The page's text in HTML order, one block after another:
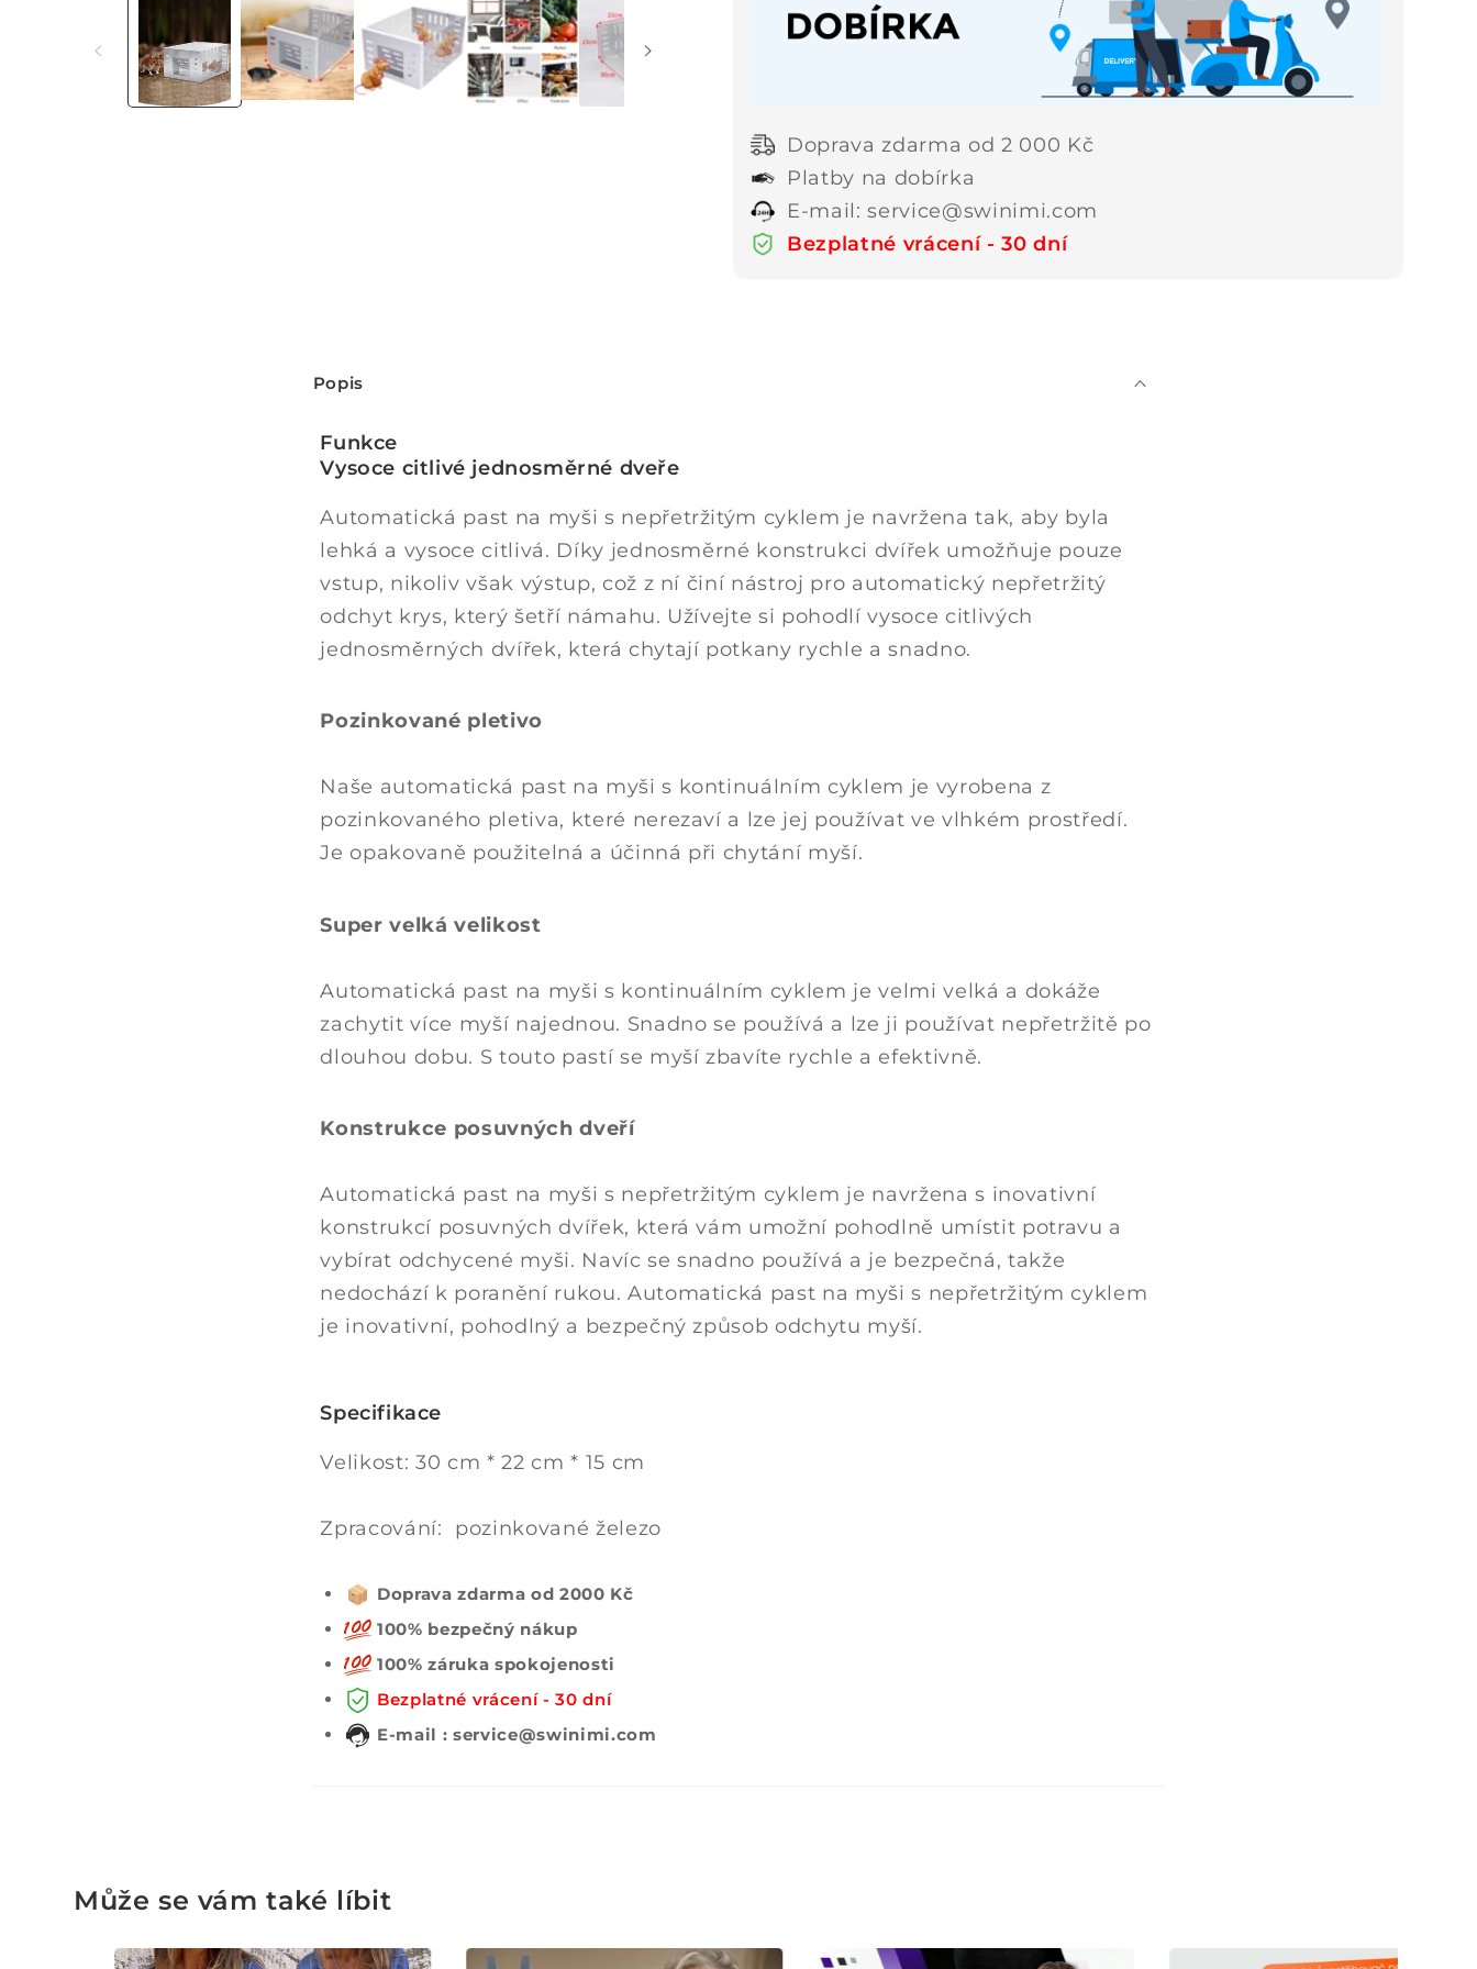
modálním
Doprava zdarma od 2 000 Kč
Platby na dobírka
E-mail: service@swinimi.com
Bezplatné vrácení - 30 dní
S
a
l
t
e
n
o
s
a
h
Popis
Funkce
Vysoce citlivé jednosměrné dveře
Automatická past na myši s nepřetržitým cyklem je navržena tak, aby byla
lehká a vysoce citlivá. Díky jednosměrné konstrukci dvířek umožňuje pouze
vstup, nikoliv však výstup, což z ní činí nástroj pro automatický nepřetržitý
odchyt krys, který šetří námahu. Užívejte si pohodlí vysoce citlivých
jednosměrných dvířek, která chytají potkany rychle a snadno.
Pozinkované pletivo
Naše automatická past na myši s kontinuálním cyklem je vyrobena z
pozinkovaného pletiva, které nerezaví a lze jej používat ve vlhkém prostředí.
Je opakovaně použitelná a účinná při chytání myší.
Super velká velikost
Automatická past na myši s kontinuálním cyklem je velmi velká a dokáže
zachytit více myší najednou. Snadno se používá a lze ji používat nepřetržitě po
dlouhou dobu. S touto pastí se myší zbavíte rychle a efektivně.
Konstrukce posuvných dveří
Automatická past na myši s nepřetržitým cyklem je navržena s inovativní
konstrukcí posuvných dvířek, která vám umožní pohodlně umístit potravu a
vybírat odchycené myši. Navíc se snadno používá a je bezpečná, takže
nedochází k poranění rukou. Automatická past na myši s nepřetržitým cyklem
je inovativní, pohodlný a bezpečný způsob odchytu myší.
Specifikace
Velikost: 30 cm * 22 cm * 15 cm
Zpracování: pozinkované železo
Doprava zdarma od 2000 Kč
100% bezpečný nákup
100% záruka spokojenosti
Bezplatné vrácení - 30 dní
E-mail : service@swinimi.com
Může se vám také líbit